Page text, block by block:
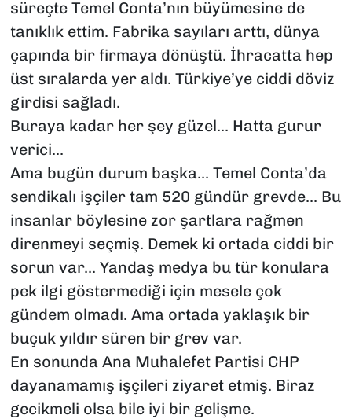
süreçte Temel Conta’nın büyümesine de
tanıklık ettim. Fabrika sayıları arttı, dünya
çapında bir firmaya dönüştü. İhracatta hep
üst sıralarda yer aldı. Türkiye’ye ciddi döviz
girdisi sağladı.
Buraya kadar her şey güzel... Hatta gurur
verici...
Ama bugün durum başka... Temel Conta’da
sendikalı işçiler tam 520 gündür grevde... Bu
insanlar böylesine zor şartlara rağmen
direnmeyi seçmiş. Demek ki ortada ciddi bir
sorun var... Yandaş medya bu tür konulara
pek ilgi göstermediği için mesele çok
gündem olmadı. Ama ortada yaklaşık bir
buçuk yıldır süren bir grev var.
En sonunda Ana Muhalefet Partisi CHP
dayanamamış işçileri ziyaret etmiş. Biraz
gecikmeli olsa bile iyi bir gelişme.